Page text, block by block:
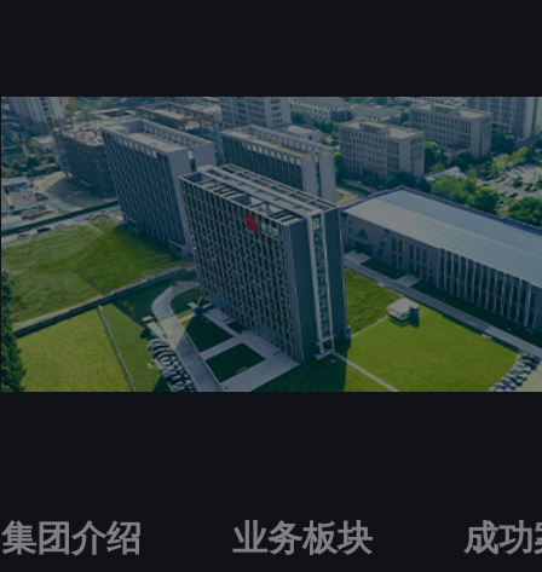
集团介绍 业务板块 成